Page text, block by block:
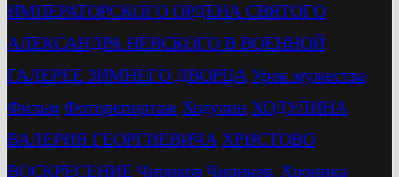
ИМПЕРАТОРСКОГО ОРДЕНА СВЯТОГО
АЛЕКСАНДРА НЕВСКОГО В ВОЕННОЙ
ГАЛЕРЕЕ ЗИМНЕГО ДВОРЦА Урок мужества
Фильм Фоторепортаж Ходулин ХОДУЛИНА
ВАЛЕРИЯ ГЕОРГИЕВИЧА ХРИСТОВО
ВОСКРЕСЕНИЕ Чириков Чириков. Хроника